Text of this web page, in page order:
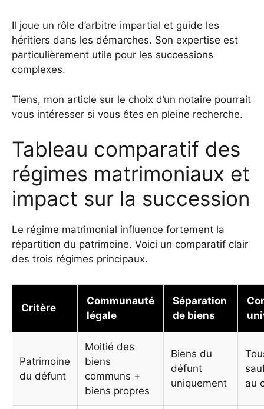
Il joue un rôle d’arbitre impartial et guide les
héritiers dans les démarches. Son expertise est
particulièrement utile pour les successions
complexes.
Tiens, mon article sur le choix d’un notaire pourrait
vous intéresser si vous êtes en pleine recherche.
Tableau comparatif des
régimes matrimoniaux et
impact sur la succession
Le régime matrimonial influence fortement la
répartition du patrimoine. Voici un comparatif clair
des trois régimes principaux.
Critère
Communauté
légale
Séparation
de biens
Patrimoine
du défunt
Moitié des
biens
communs +
biens propres
Biens du
défunt
uniquement
au